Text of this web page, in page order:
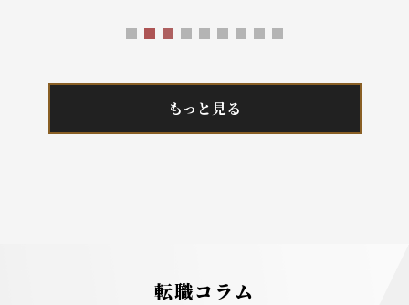
もっと見る
転職コラム